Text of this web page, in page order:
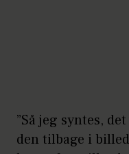
”Så jeg syntes,
den tilbage i